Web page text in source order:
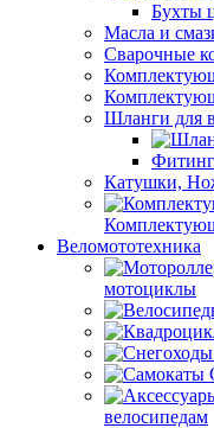
Бухты
Масла и
Сварочные
Шланги для
Катушки,
Веломототехника
мотоциклы
велосипедам